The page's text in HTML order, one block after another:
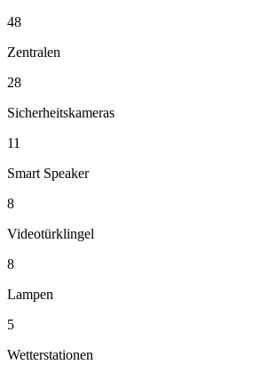
48
Zentralen
28
Sicherheitskameras
11
Smart Speaker
8
Videotürklingel
8
Lampen
5
Wetterstationen